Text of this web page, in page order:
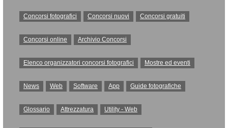
Concorsi fotografici Concorsi nuovi Concorsi gratuiti
Concorsi online Archivio Concorsi
Elenco organizzatori concorsi fotografici Mostre ed eventi
News Web Software App Guide fotografiche
Glossario Attrezzatura Utility - Web